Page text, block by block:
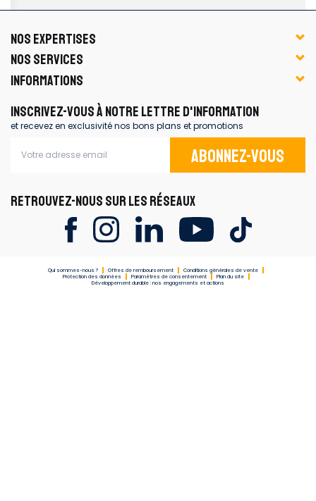
NOS EXPERTISES
NOS SERVICES
INFORMATIONS
INSCRIVEZ-VOUS À NOTRE LETTRE D'INFORMATION
et recevez en exclusivité nos bons plans et promotions
Abonnez-vous
RETROUVEZ-NOUS SUR LES RÉSEAUX
Qui sommes-nous ? Offres de remboursement
Conditions générales de vente
Protection des données
Paramètres de consentement
Plan du site
Développement durable : nos engagements et actions